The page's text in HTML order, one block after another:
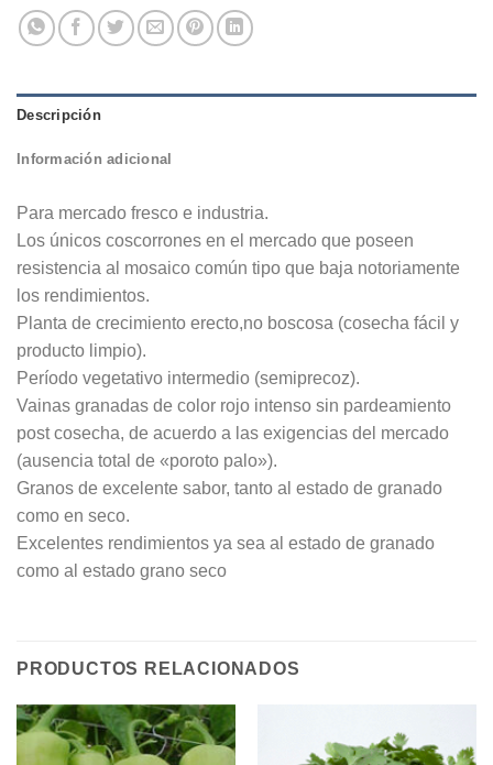
Descripción
Información adicional
Para mercado fresco e industria.
Los únicos coscorrones en el mercado que poseen
resistencia al mosaico común tipo que baja notoriamente
los rendimientos.
Planta de crecimiento erecto,no boscosa (cosecha fácil y
producto limpio).
Período vegetativo intermedio (semiprecoz).
Vainas granadas de color rojo intenso sin pardeamiento
post cosecha, de acuerdo a las exigencias del mercado
(ausencia total de «poroto palo»).
Granos de excelente sabor, tanto al estado de granado
como en seco.
Excelentes rendimientos ya sea al estado de granado
como al estado grano seco
PRODUCTOS RELACIONADOS